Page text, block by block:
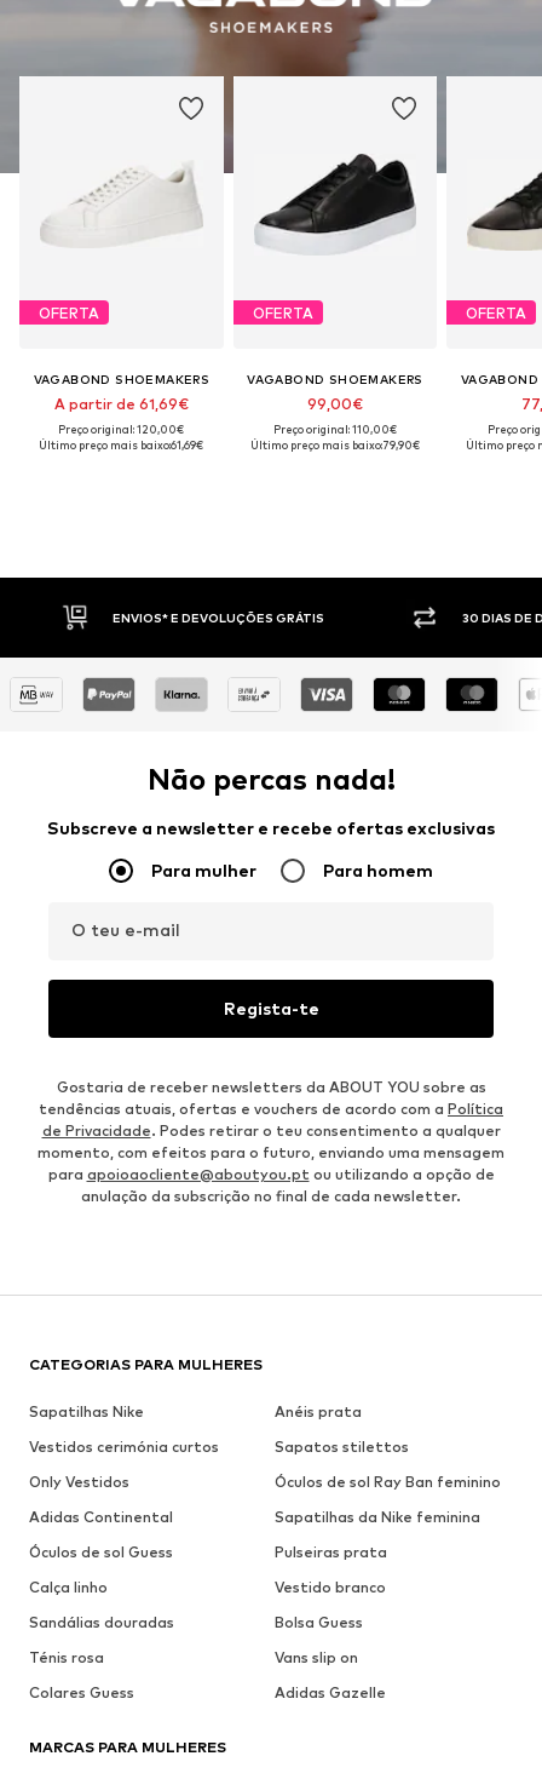
OFERTA
VAGABOND SHOEMAKERS
A partir de 61,69€
Preço original: 120,00€
Último preço mais baixo:61,69€
OFERTA
VAGABOND SHOEMAKERS
99,00€
Preço original: 110,00€
Último preço mais baixo:79,90€
OFERTA
VAGABOND
Preço
Último preço
ENVIOS* E DEVOLUÇÕES GRÁTIS 30 DIAS DE
Não percas nada!
Subscreve a newsletter e recebe ofertas exclusivas
Para mulher Para homem
O teu e-mail
Regista-te
Gostaria de receber newsletters da ABOUT YOU sobre as
tendências atuais, ofertas e vouchers de acordo com a Política
de Privacidade. Podes retirar o teu consentimento a qualquer
momento, com efeitos para o futuro, enviando uma mensagem
para apoioaocliente@aboutyou.pt ou utilizando a opção de
anulação da subscrição no final de cada newsletter.
CATEGORIAS PARA MULHERES
Sapatilhas Nike
Anéis prata
Vestidos cerimónia curtos
Sapatos stilettos
Only Vestidos
Óculos de sol Ray Ban feminino
Adidas Continental
Sapatilhas da Nike feminina
Óculos de sol Guess
Pulseiras prata
Calça linho
Vestido branco
Sandálias douradas
Bolsa Guess
Ténis rosa
Vans slip on
Colares Guess
Adidas Gazelle
MARCAS PARA MULHERES